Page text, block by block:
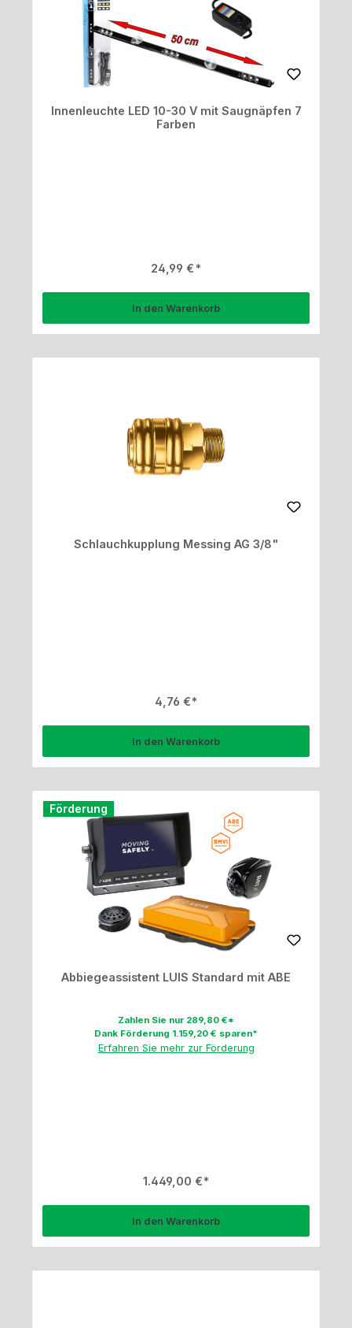
Innenleuchte LED 10-30 V mit Saugnäpfen 7
Farben
Regulärer Preis:
24,99 €
In den Warenkorb
Schlauchkupplung Messing AG 3/8"
Regulärer Preis:
4,76 €
In den Warenkorb
Förderung
Abbiegeassistent LUIS Standard mit ABE
Zahlen Sie nur 289,80 €*
Dank Förderung 1.159,20 € sparen*
Erfahren Sie mehr zur Förderung
Regulärer Preis:
1.449,00 €
In den Warenkorb